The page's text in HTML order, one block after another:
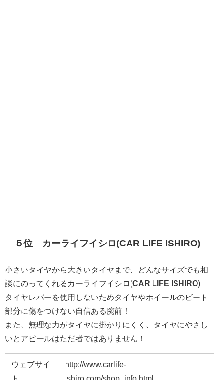
５位 カーライフイシロ(CAR LIFE ISHIRO)
小さいタイヤから大きいタイヤまで、どんなサイズでも相
談にのってくれるカーライフイシロ(CAR LIFE ISHIRO)
タイヤレバーを使用しないためタイヤやホイールのビート
部分に傷をつけない自信ある腕前！
また、無理な力がタイヤに掛かりにくく、タイヤにやさし
いとアピールはただ者ではありません！
ウェブサイ
ト
http://www.carlife-
ishiro.com/shop_info.html